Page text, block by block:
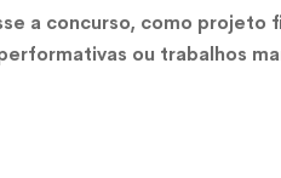
a concurso, como projeto
ou trabalhos